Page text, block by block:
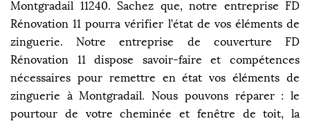
Montgradail 11240. Sachez que, notre entreprise FD
Rénovation 11 pourra vérifier l’état de vos éléments de
zinguerie. Notre entreprise de couverture FD
Rénovation 11 dispose savoir-faire et compétences
nécessaires pour remettre en état vos éléments de
zinguerie à Montgradail. Nous pouvons réparer : le
pourtour de votre cheminée et fenêtre de toit, la